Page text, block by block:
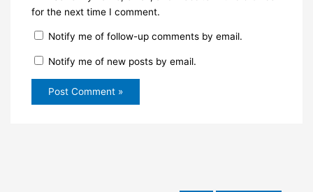
for the next time I comment.
Notify me of follow-up comments by email.
Notify me of new posts by email.